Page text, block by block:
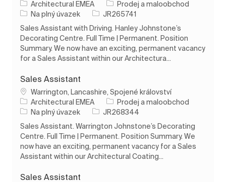
Architectural EMEA
Kategorie
Prodej a maloobchod
Typ úlohy
Na plný úvazek ID úlohy
JR265741
Sales Assistant with Driving. Hanley Johnstone’s
Decorating Centre. Full Time | Permanent. Position
Summary. We now have an exciting, permanent vacancy
for a Sales Assistant within our Architectura...
Sales Assistant
Umístění
Warrington, Lancashire, Spojené království
Architectural EMEA
Kategorie
Prodej a maloobchod
Typ úlohy
Na plný úvazek ID úlohy
JR268344
Sales Assistant. Warrington Johnstone’s Decorating
Centre. Full Time | Permanent. Position Summary. We
now have an exciting, permanent vacancy for a Sales
Assistant within our Architectural Coating...
Sales Assistant